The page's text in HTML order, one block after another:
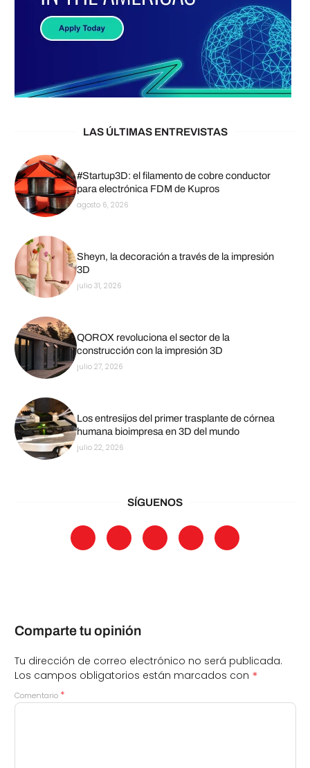
LAS ÚLTIMAS ENTREVISTAS
#Startup3D: el filamento de cobre conductor
para electrónica FDM de Kupros
agosto 6, 2026
Sheyn, la decoración a través de la impresión
3D
julio 31, 2026
QOROX revoluciona el sector de la
construcción con la impresión 3D
julio 27, 2026
Los entresijos del primer trasplante de córnea
humana bioimpresa en 3D del mundo
julio 22, 2026
SÍGUENOS
Comparte tu opinión
Tu dirección de correo electrónico no será publicada.
Los campos obligatorios están marcados con *
Comentario *